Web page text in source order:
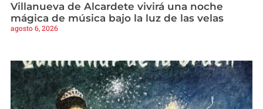
Villanueva de Alcardete vivirá una noche
mágica de música bajo la luz de las velas
agosto 6, 2026